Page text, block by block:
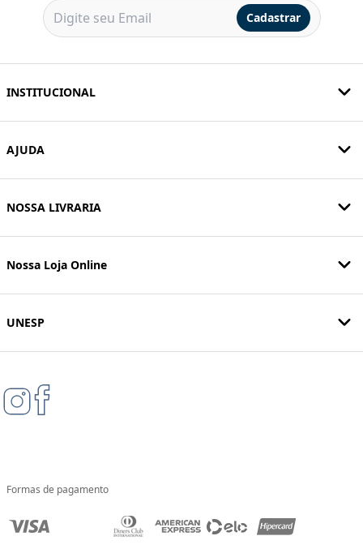
Cadastrar
INSTITUCIONAL
AJUDA
NOSSA LIVRARIA
Nossa Loja Online
UNESP
Formas de pagamento